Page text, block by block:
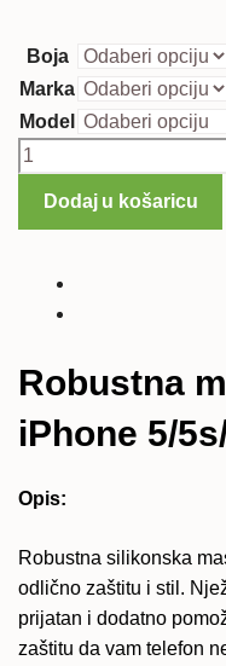
29,99 €.
Boja
Marka
Model
Robustna
Kripton
Dodaj u košaricu
Robustna
iPhone 5/
Opis:
Robustna silikonska
odlično zaštitu i stil.
prijatan i dodatno
zaštitu da vam telefon